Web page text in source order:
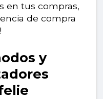
en tus compras,
de compra
y